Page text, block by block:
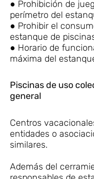
● Prohibición de
perímetro del
● Prohibir el
estanque de
● Horario de
máxima del
Piscinas de uso
general
Centros
entidades o
similares.
Además del